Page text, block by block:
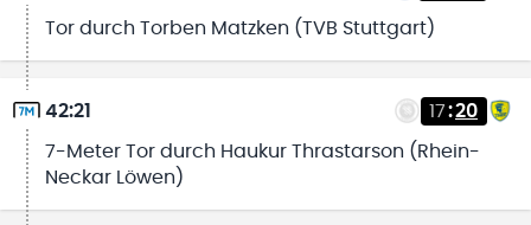
Tor durch Torben Matzken (TVB Stuttgart)
42:21 17:20
7-Meter Tor durch Haukur Thrastarson (Rhein-
Neckar Löwen)